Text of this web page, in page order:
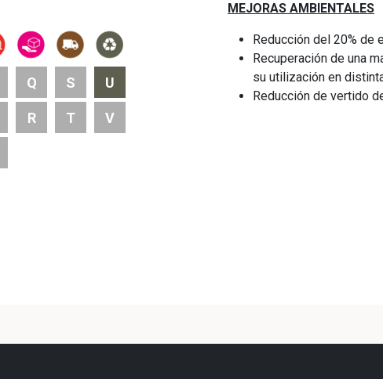
Q
R
S
T
U
V
MEJORAS AMBIENTALES
Reducción del 20% de
Recuperación de una
su utilización en
Reducción de vertido